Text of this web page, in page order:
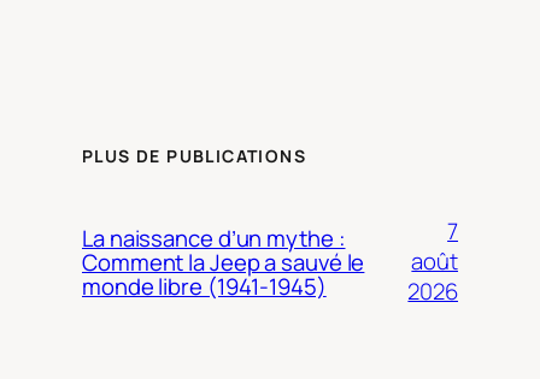
PLUS DE PUBLICATIONS
La naissance d’un mythe :
Comment la Jeep a sauvé le
monde libre (1941-1945)
7
août
2026